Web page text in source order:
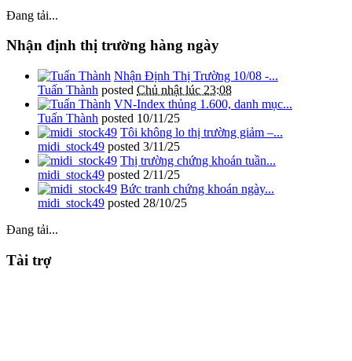
Đang tải...
Nhận định thị trường hàng ngày
Nhận Định Thị Trường 10/08 -...
Tuấn Thành posted Chủ nhật lúc 23:08
VN-Index thủng 1.600, danh mục...
Tuấn Thành posted 10/11/25
Tôi không lo thị trường giảm –...
midi_stock49 posted 3/11/25
Thị trường chứng khoán tuần...
midi_stock49 posted 2/11/25
Bức tranh chứng khoán ngày...
midi_stock49 posted 28/10/25
Đang tải...
Tài trợ